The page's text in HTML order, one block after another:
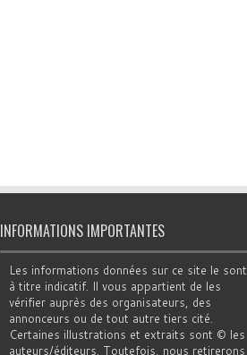
INFORMATIONS IMPORTANTES
Les informations données sur ce site le sont
à titre indicatif. Il vous appartient de les
vérifier auprès des organisateurs, des
annonceurs ou de tout autre tiers cité.
Certaines illustrations et extraits sont © les
auteurs/éditeurs. Toutefois, nous retirerons